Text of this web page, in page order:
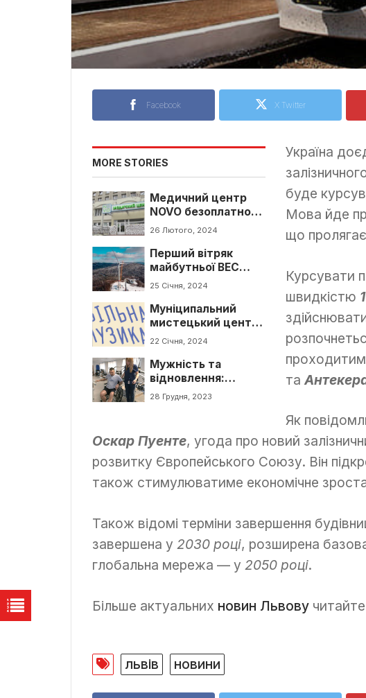
Facebook X Twitter
MORE STORIES
Медичний центр
NOVO безоплатно
обстежив 1800
дій
26 Лютого, 2024
Перший вітряк
майбутньої ВЕС
встановили на межі
Львівської області
25 Січня, 2024
Муніципальний
мистецький центр
Львова запрошує
«Вільна музика»
22 Січня, 2024
Мужність та
відновлення:
історія військового
28 Грудня, 2023
Україна
буде
Мова йде
що
Курсувати
швидкістю
та
Як
Оскар Пуенте, угода про новий
розвитку Європейського Союзу. Він
також стимулюватиме економічне
Також відомі терміни завершення
завершена у 2030 році, розширена
глобальна мережа — у 2050 році.
Більше актуальних новин Львову
львів новини